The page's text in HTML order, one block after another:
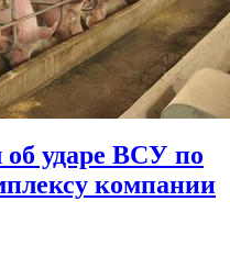
ударе ВСУ по
компании